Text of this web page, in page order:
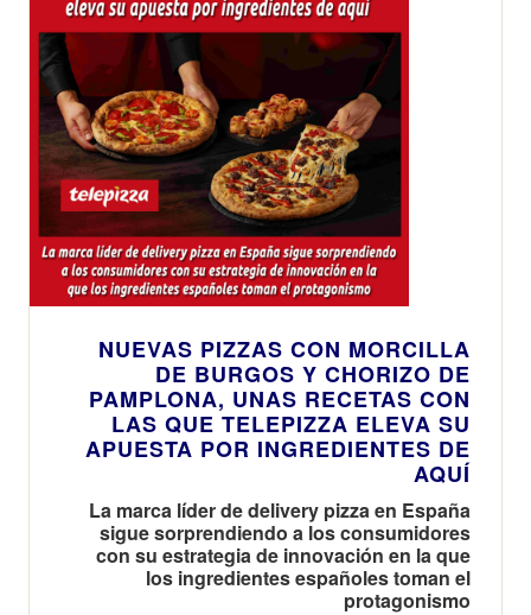
NUEVAS PIZZAS CON MORCILLA
DE BURGOS Y CHORIZO DE
PAMPLONA, UNAS RECETAS CON
LAS QUE TELEPIZZA ELEVA SU
APUESTA POR INGREDIENTES DE
AQUÍ
La marca líder de delivery pizza en España
sigue sorprendiendo a los consumidores
con su estrategia de innovación en la que
los ingredientes españoles toman el
protagonismo